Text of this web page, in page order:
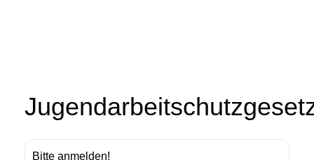
Bitte anmelden!